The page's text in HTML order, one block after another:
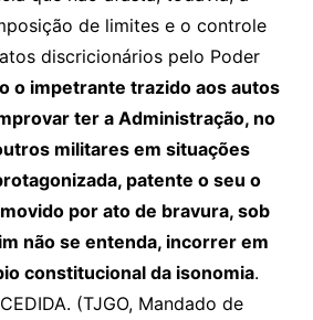
de limites e o controle
discricionários pelo Poder
o impetrante trazido aos autos
ter a Administração, no
militares em situações
patente o seu o
por ato de bravura, sob
não se entenda, incorrer em
constitucional da isonomia.
(TJGO, Mandado de